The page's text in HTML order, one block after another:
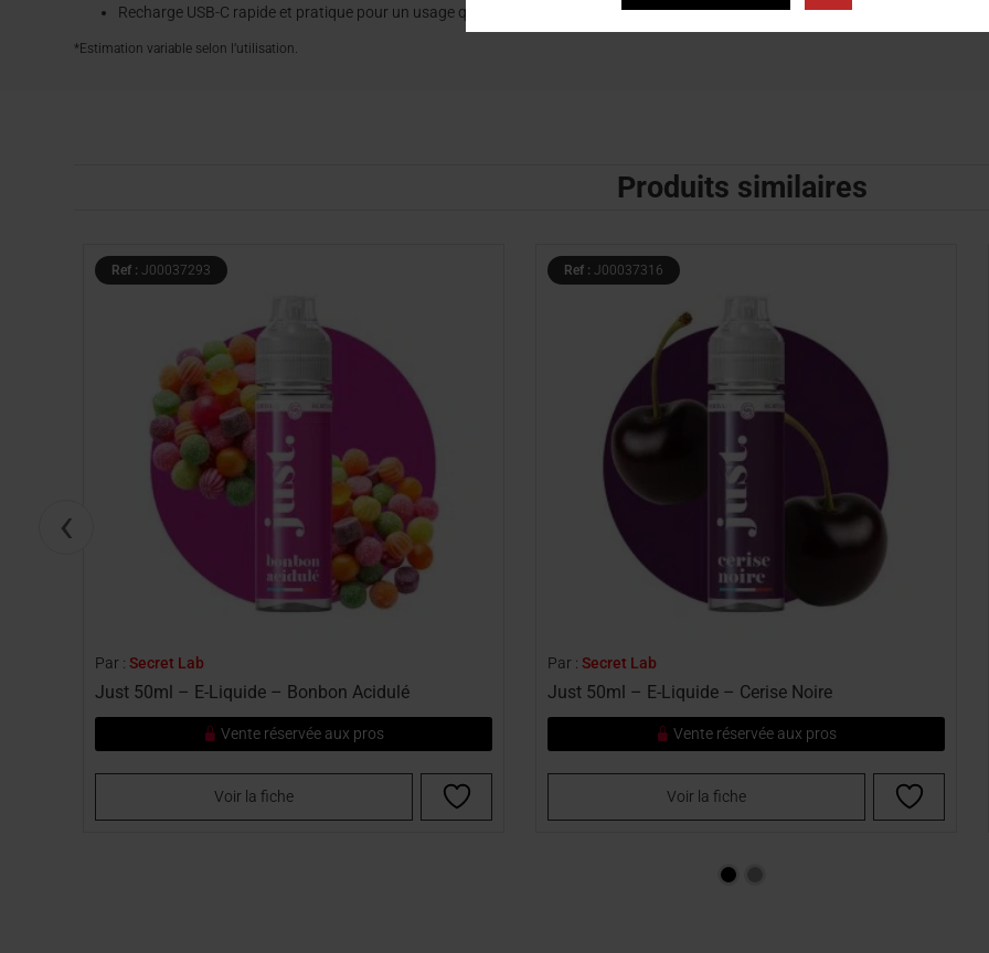
Recharge USB-C rapide et pratique pour un usage quotidien
*Estimation variable selon l’utilisation.
Produits similaires
Ref : J00037293
Par : Secret Lab
Just 50ml – E-Liquide – Bonbon Acidulé
Vente réservée aux pros
Voir la fiche
Ref : J00037316
Par : Secret Lab
Just 50ml – E-Liquide – Cerise Noire
Vente réservée aux pros
Voir la fiche
‹